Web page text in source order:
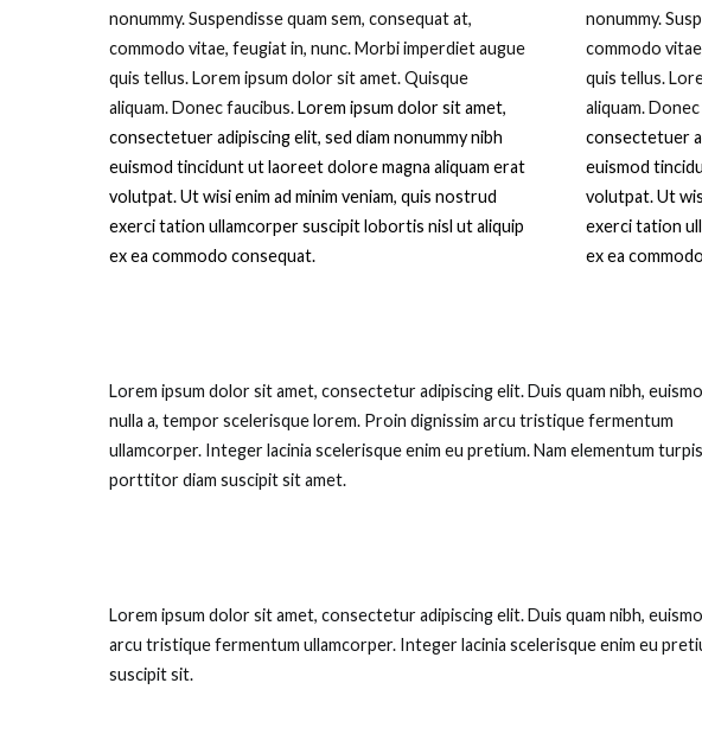
nonummy.Suspendisse quam sem, consequat at,
commodo vitae, feugiat in, nunc. Morbi imperdiet augue
quis tellus. Lorem ipsum dolor sit amet. Quisque
aliquam. Donec faucibus.Lorem ipsum dolor sit amet,
consectetuer adipiscing elit, sed diam nonummy nibh
euismod tincidunt ut laoreet dolore magna aliquam erat
volutpat. Ut wisi enim ad minim veniam, quis nostrud
exerci tation ullamcorper suscipit lobortis nisl ut aliquip
ex ea commodo consequat.
nonummy.
commodo
quis tellus.
aliquam.
consectetuer
euismod
volutpat. Ut
exerci tation
ex ea
Lorem ipsum dolor sit amet, consectetur adipiscing elit. Duis quam nibh,
nulla a, tempor scelerisque lorem. Proin dignissim arcu tristique fermentum
ullamcorper. Integer lacinia scelerisque enim eu pretium. Nam elementum
porttitor diam suscipit sit amet.
Lorem ipsum dolor sit amet, consectetur adipiscing elit. Duis quam nibh,
arcu tristique fermentum ullamcorper. Integer lacinia scelerisque enim eu
suscipit sit.